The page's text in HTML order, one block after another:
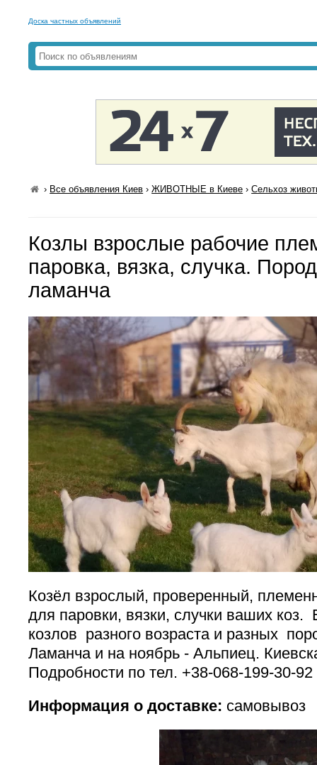
Доска частных объявлений
› Все объявления Киев ›ЖИВОТНЫЕ в Киеве ›Сельхоз
Козлы взрослые рабочие
паровка, вязка, случка.
ламанча
Козёл взрослый, проверенный,
для паровки, вязки, случки ваших коз.
козлов разного возраста и разных
Ламанча и на ноябрь - Альпиец.
Подробности по тел. +38-068-199-30-92
Информация о доставке: самовывоз